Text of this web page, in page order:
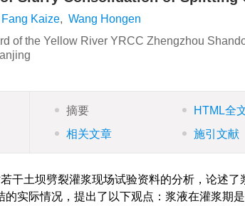
Fang Kaize, Wang Hongen
of the Yellow River YRCC Zhengzhou
摘要 HTML全
相关文章
施引文献
干土坝劈裂灌浆现场试验资料的分析，论述
的实际情况，提出了以下观点：浆液在灌浆期